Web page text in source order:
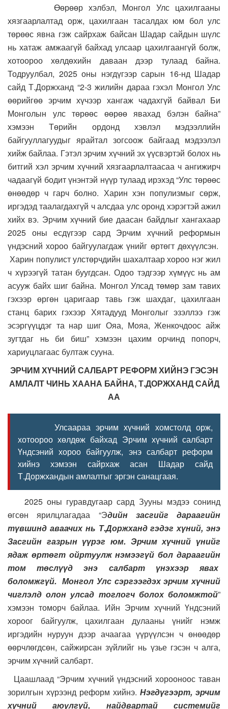
Өөрөөр хэлбэл, Монгол Улс цахилгааны
хязгаарлалтад орж, цахилгаан тасалдах юм бол улс
төрөөс явна гэж сайрхаж байсан Шадар сайдын шүлс
нь хатаж амжаагүй байхад улсаар цахилгаангүй болж,
хотоороо хөлдөхийн даваан дээр тулаад байна.
Тодруулбал, 2025 оны нэгдүгээр сарын 16-нд Шадар
сайд Т.Доржханд “2-3 жилийн дараа гэхэл Монгол Улс
өөрийгөө эрчим хүчээр хангаж чадахгүй байвал Би
Монголын улс төрөөс өөрөө явахад бэлэн байна”
хэмээн Төрийн ордонд хэвлэл мэдээллийн
байгууллагуудыг ярайтал зогсоож байгаад мэдээлэл
хийж байлаа. Гэтэл эрчим хүчний эх үүсвэртэй болох нь
битгий хэл эрчим хүчний хязгаарлалтаасаа ч ангижирч
чадаагүй бодит үнэнтэй нүүр тулаад ирэхэд “Улс төрөөс
өнөөдөр ч гарч болно. Харин хэн популизмыг сөрж,
иргэдэд таалагдахгүй ч алсдаа улс оронд хэрэгтэй ажил
хийх вэ. Эрчим хүчний бие даасан байдлыг хангахаар
2025 оны есдүгээр сард Эрчим хүчний реформын
үндэсний хороо байгуулагдаж үнийг өртөгт дөхүүлсэн.
Харин популист улстөрчдийн шахалтаар хороо нэг жил
ч хүрээгүй татан буугдсан. Одоо тэдгээр хүмүүс нь ам
асууж байх шиг байна. Монгол Улсад төмөр зам тавих
гэхээр өргөн царигаар тавь гэж шахдаг, цахилгаан
станц барих гэхээр Хятадууд Монголыг эзэллээ гэж
эсэргүүцдэг та нар шиг Ояа, Мояа, Женкочдоос айж
зугтдаг нь би биш” хэмээн цахим орчинд попорч,
хариуцлагаас бултаж сууна.
ЭРЧИМ ХҮЧНИЙ САЛБАРТ РЕФОРМ ХИЙНЭ ГЭСЭН
АМЛАЛТ ЧИНЬ ХААНА БАЙНА, Т.ДОРЖХАНД САЙД
АА
Улсаараа эрчим хүчний хомстолд орж,
хотоороо хөлдөж байхад Эрчим хүчний салбарт
Үндсэний хороо байгуулж, энэ салбарт реформ
хийнэ хэмээн сайрхаж асан Шадар сайд
Т.Доржхандын амлалтыг эргэн санацгаая.
2025 оны гуравдугаар сард Зууны мэдээ сонинд
өгсөн ярилцлагадаа “Эдийн засгийг дараагийн
түвшинд аваачих нь Т.Доржханд гэдэг хүний, энэ
Засгийн газрын үүрэг юм. Эрчим хүчний үнийг
ядаж өртөгт ойртуулж нэмээгүй бол дараагийн
том төслүүд энэ салбарт үнэхээр явах
боломжгүй. Монгол Улс сэргээгдэх эрчим хүчний
чиглэлд олон улсад тоглогч болох боломжтой”
хэмээн томорч байлаа. Ийн Эрчим хүчний Үндсэний
хороог байгуулж, цахилгаан дулааны үнийг нэмж
иргэдийн нуруун дээр ачаагаа үүрүүлсэн ч өнөөдөр
өөрчлөгдсөн, сайжирсан зүйлийг нь үзье гэсэн ч алга,
эрчим хүчний салбарт.
Цаашлаад “Эрчим хүчний үндэсний хорооноос таван
зорилгын хүрээнд реформ хийнэ. Нэгдүгээрт, эрчим
хүчний аюулгүй, найдвартай системийг